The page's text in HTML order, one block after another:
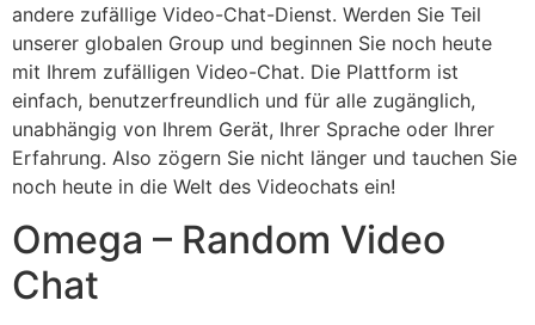
andere zufällige Video-Chat-Dienst. Werden Sie Teil
unserer globalen Group und beginnen Sie noch heute
mit Ihrem zufälligen Video-Chat. Die Plattform ist
einfach, benutzerfreundlich und für alle zugänglich,
unabhängig von Ihrem Gerät, Ihrer Sprache oder Ihrer
Erfahrung. Also zögern Sie nicht länger und tauchen Sie
noch heute in die Welt des Videochats ein!
Omega – Random Video
Chat